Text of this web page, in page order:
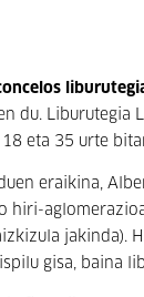
du. Liburutegia
eta 35 urte
eraikina,
hiri-
jakinda).
gisa, baina